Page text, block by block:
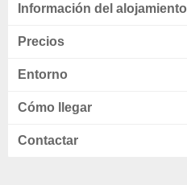
Información del alojamiento
Precios
Entorno
Cómo llegar
Contactar